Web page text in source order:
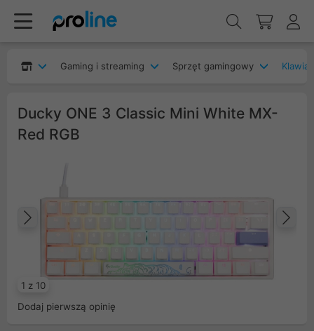
Gaming i streaming Sprzęt gamingowy
Ducky ONE 3 Classic Mini White MX-
Red RGB
1 z 10
Poprzedni
Dodaj pierwszą opinię